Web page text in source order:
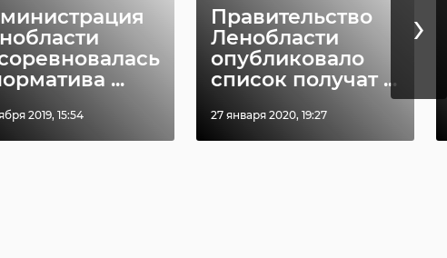
...
2019, 15:54
Правительство
Ленобласти
опубликовало
список получат ...
27 января 2020, 19:27
›